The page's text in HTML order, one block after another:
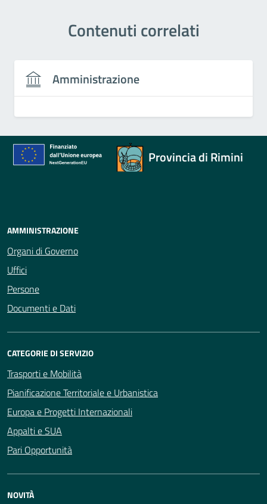
Contenuti correlati
Amministrazione
Provincia di Rimini
AMMINISTRAZIONE
Organi di Governo
Uffici
Persone
Documenti e Dati
CATEGORIE DI SERVIZIO
Trasporti e Mobilità
Pianificazione Territoriale e Urbanistica
Europa e Progetti Internazionali
Appalti e SUA
Pari Opportunità
NOVITÀ